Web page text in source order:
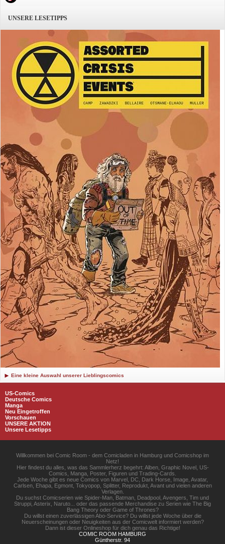
UNSERE LESETIPPS
Eine kleine Auswahl unserer Lieblingscomics
US-Comics
Deutsche Comics
Manga
Neu Eingetroffen
Vorschauen
UNSERE AKTION
Unsere Lesetipps
Willkommen bei Comic Room - dem Comicladen in Hamburg und Comicshop im
Netz!
Hier findest du alles, was das Sammlerherz begehrt: Alben, Graphic Novel, US-
Comics, Manga, Poster, Figuren und Trading-Cards.
Jede Woche gibt es neue Comics von Marvel, DC, Dark Horse, Image, Avatar,
Carlsen, Ehapa, Egmont, Tokyopop, Splitter, Reprodukt, Avant und vielen anderen
Verlagen.
Du suchst Comicserien wie Spider-Man, Batman, Deadpool, Avengers, Tim und
Struppi, Asterix, Naruto... oder das passende Merchandise zu Serien wie The Big
Bang Theory oder Game of Thrones?
Du willst einen zuverlässigen Abo-Service? Du willst jede Woche über die
Neuerscheinungen oder Neuigkeiten aus der Comicwelt informiert werden?
Dann ist dieser Onlineshop für dich genau das Richtige!
COMIC ROOM HAMBURG
Güntherstr. 94